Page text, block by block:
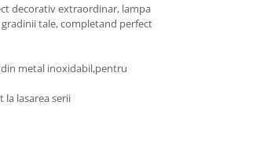
decorativ extraordinar, lampa
tale, completand perfect
metal inoxidabil,pentru
lasarea serii